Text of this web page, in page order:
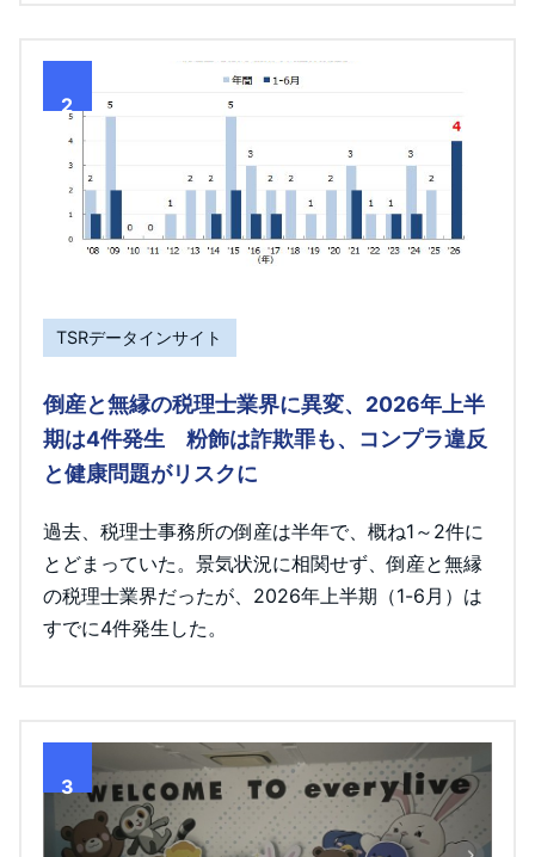
2
TSRデータインサイト
倒産と無縁の税理士業界に異変、2026年上半
期は4件発生 粉飾は詐欺罪も、コンプラ違反
と健康問題がリスクに
過去、税理士事務所の倒産は半年で、概ね1～2件に
とどまっていた。景気状況に相関せず、倒産と無縁
の税理士業界だったが、2026年上半期（1-6月）は
すでに4件発生した。
3